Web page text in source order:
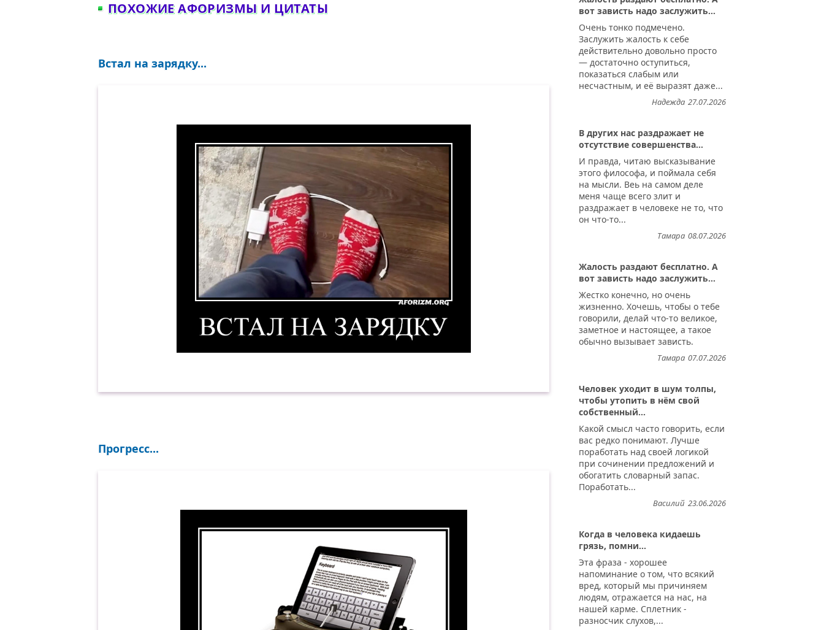
ПОХОЖИЕ АФОРИЗМЫ И ЦИТАТЫ
Встал на зарядку...
Прогресс...
вот зависть надо заслужить...
Очень тонко подмечено.
Заслужить жалость к себе
действительно довольно просто
— достаточно оступиться,
показаться слабым или
несчастным, и её выразят даже...
27.07.2026
Надежда
В других нас раздражает не
отсутствие совершенства...
И правда, читаю высказывание
этого философа, и поймала себя
на мысли. Веь на самом деле
меня чаще всего злит и
раздражает в человеке не то, что
он что-то...
08.07.2026
Тамара
Жалость раздают бесплатно. А
вот зависть надо заслужить...
Жестко конечно, но очень
жизненно. Хочешь, чтобы о тебе
говорили, делай что-то великое,
заметное и настоящее, а такое
обычно вызывает зависть.
07.07.2026
Тамара
Человек уходит в шум толпы,
чтобы утопить в нём свой
собственный...
Какой смысл часто говорить, если
вас редко понимают. Лучше
поработать над своей логикой
при сочинении предложений и
обогатить словарный запас.
Поработать...
23.06.2026
Василий
Когда в человека кидаешь
грязь, помни...
Эта фраза - хорошее
напоминание о том, что всякий
вред, который мы причиняем
людям, отражается на нас, на
нашей карме. Сплетник -
разносчик слухов,...